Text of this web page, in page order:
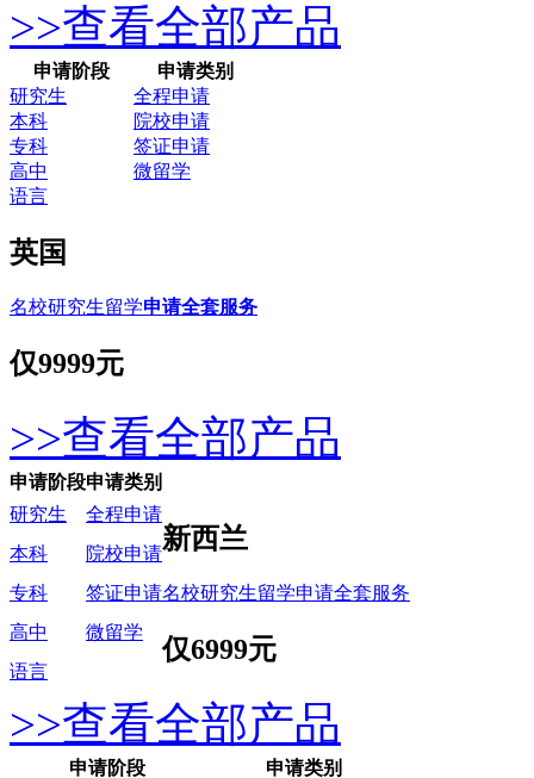
>>查看全部产品
申请阶段
申请类别
研究生
全程申请
本科
院校申请
专科
签证申请
高中
微留学
语言
英国
名校研究生留学申请全套服务
仅9999元
>>查看全部产品
申请阶段申请类别
研究生
全程申请
新西兰
名校研究生留学申请全套服务
仅6999元
本科
院校申请
专科
签证申请
高中
微留学
语言
>>查看全部产品
申请阶段
申请类别